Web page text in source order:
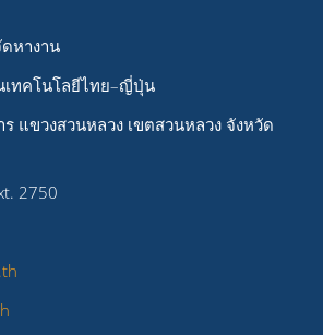
หางาน
เทคโนโลยีไทย–ญี่ปุ่น
แขวงสวนหลวง เขตสวนหลวง จังหวัด
2750